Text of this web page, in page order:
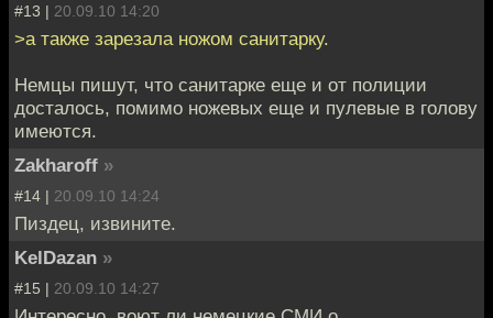
#13 | 20.09.10 14:20
>а также зарезала ножом санитарку.
Немцы пишут, что санитарке еще и от полиции
досталось, помимо ножевых еще и пулевые в голову
имеются.
Zakharoff »
#14 | 20.09.10 14:24
Пиздец, извините.
KelDazan »
#15 | 20.09.10 14:27